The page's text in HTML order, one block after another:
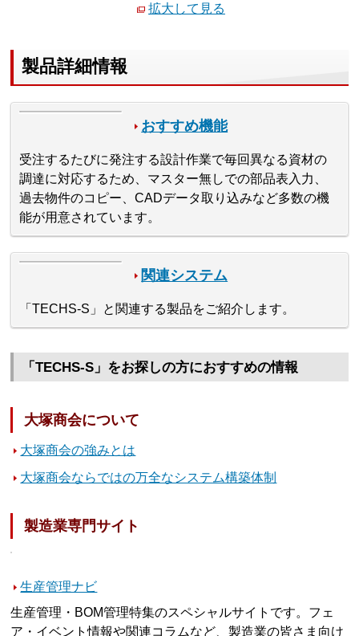
拡大して見る
製品詳細情報
おすすめ機能
受注するたびに発注する設計作業で毎回異なる資材の
調達に対応するため、マスター無しでの部品表入力、
過去物件のコピー、CADデータ取り込みなど多数の機
能が用意されています。
関連システム
「TECHS-S」と関連する製品をご紹介します。
「TECHS-S」をお探しの方におすすめの情報
大塚商会について
大塚商会の強みとは
大塚商会ならではの万全なシステム構築体制
製造業専門サイト
生産管理ナビ
生産管理・BOM管理特集のスペシャルサイトです。フェ
ア・イベント情報や関連コラムなど、製造業の皆さま向け